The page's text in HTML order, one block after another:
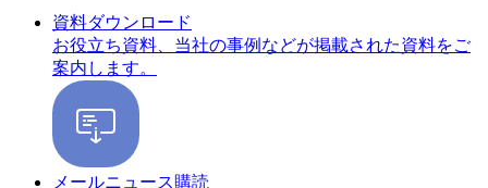
資料ダウンロード
お役立ち資料、当社の事例などが掲載された資料をご
案内します。
メールニュース購読